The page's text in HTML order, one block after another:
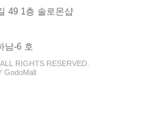
49 1층 솔로몬샵
남-6 호
ALL RIGHTS RESERVED.
GodoMall